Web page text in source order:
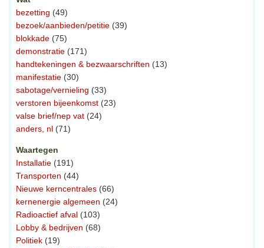
bezetting (49)
bezoek/aanbieden/petitie (39)
blokkade (75)
demonstratie (171)
handtekeningen & bezwaarschriften (13)
manifestatie (30)
sabotage/vernieling (33)
verstoren bijeenkomst (23)
valse brief/nep vat (24)
anders, nl (71)
Waartegen
Installatie (191)
Transporten (44)
Nieuwe kerncentrales (66)
kernenergie algemeen (24)
Radioactief afval (103)
Lobby & bedrijven (68)
Politiek (19)